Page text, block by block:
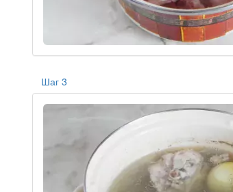
Шаг 3